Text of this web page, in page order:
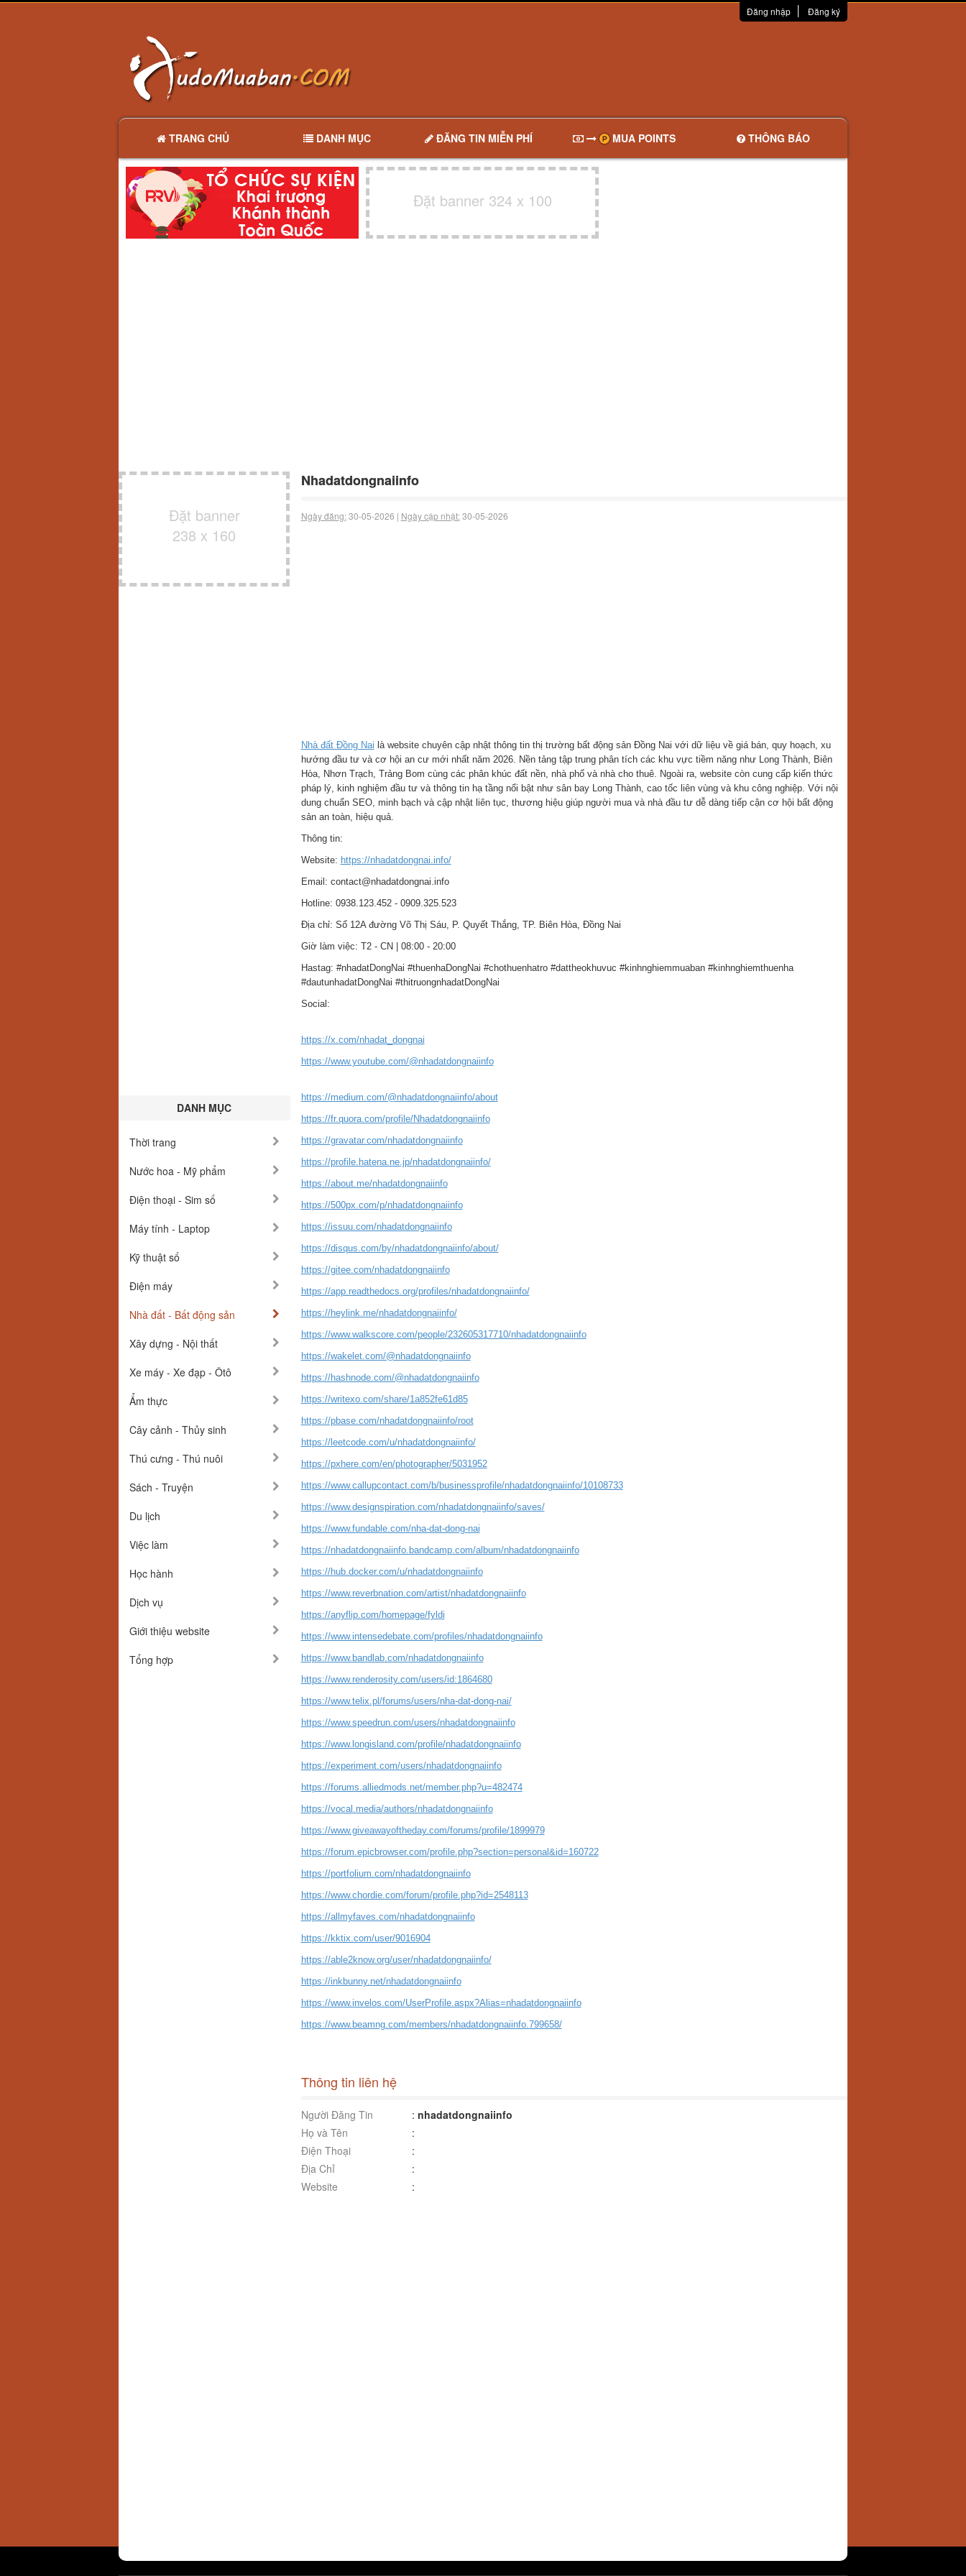
Đăng nhập Đăng ký
TRANG CHỦ DANH MỤC ĐĂNG TIN MIỄN PHÍ MUA POINTS THÔNG BÁO
Đặt banner 324 x 100
Đặt banner
238 x 160
DANH MỤC
Thời trang
Nước hoa - Mỹ phẩm
Điện thoại - Sim số
Máy tính - Laptop
Kỹ thuật số
Điện máy
Nhà đất - Bất động sản
Xây dựng - Nội thất
Xe máy - Xe đạp - Ôtô
Ẩm thực
Cây cảnh - Thủy sinh
Thú cưng - Thú nuôi
Sách - Truyện
Du lịch
Việc làm
Học hành
Dịch vụ
Giới thiệu website
Tổng hợp
Nhadatdongnaiinfo
Ngày đăng:30-05-2026 | Ngày cập nhật:30-05-2026
Nhà đất Đồng Nai là website chuyên cập nhật thông tin thị trường bất động sản Đồng Nai với dữ liệu về giá bán, quy hoạch, xu
hướng đầu tư và cơ hội an cư mới nhất năm 2026. Nền tảng tập trung phân tích các khu vực tiềm năng như Long Thành, Biên
Hòa, Nhơn Trạch, Trảng Bom cùng các phân khúc đất nền, nhà phố và nhà cho thuê. Ngoài ra, website còn cung cấp kiến thức
pháp lý, kinh nghiệm đầu tư và thông tin hạ tầng nổi bật như sân bay Long Thành, cao tốc liên vùng và khu công nghiệp. Với nội
dung chuẩn SEO, minh bạch và cập nhật liên tục, thương hiệu giúp người mua và nhà đầu tư dễ dàng tiếp cận cơ hội bất động
sản an toàn, hiệu quả.
Thông tin:
Website: https://nhadatdongnai.info/
Email: contact@nhadatdongnai.info
Hotline: 0938.123.452 - 0909.325.523
Địa chỉ: Số 12A đường Võ Thị Sáu, P. Quyết Thắng, TP. Biên Hòa, Đồng Nai
Giờ làm việc: T2 - CN | 08:00 - 20:00
Hastag: #nhadatDongNai #thuenhaDongNai #chothuenhatro #dattheokhuvuc #kinhnghiemmuaban #kinhnghiemthuenha
#dautunhadatDongNai #thitruongnhadatDongNai
Social:
https://x.com/nhadat_dongnai
https://www.youtube.com/@nhadatdongnaiinfo
https://medium.com/@nhadatdongnaiinfo/about
https://fr.quora.com/profile/Nhadatdongnaiinfo
https://gravatar.com/nhadatdongnaiinfo
https://profile.hatena.ne.jp/nhadatdongnaiinfo/
https://about.me/nhadatdongnaiinfo
https://500px.com/p/nhadatdongnaiinfo
https://issuu.com/nhadatdongnaiinfo
https://disqus.com/by/nhadatdongnaiinfo/about/
https://gitee.com/nhadatdongnaiinfo
https://app.readthedocs.org/profiles/nhadatdongnaiinfo/
https://heylink.me/nhadatdongnaiinfo/
https://www.walkscore.com/people/232605317710/nhadatdongnaiinfo
https://wakelet.com/@nhadatdongnaiinfo
https://hashnode.com/@nhadatdongnaiinfo
https://writexo.com/share/1a852fe61d85
https://pbase.com/nhadatdongnaiinfo/root
https://leetcode.com/u/nhadatdongnaiinfo/
https://pxhere.com/en/photographer/5031952
https://www.callupcontact.com/b/businessprofile/nhadatdongnaiinfo/10108733
https://www.designspiration.com/nhadatdongnaiinfo/saves/
https://www.fundable.com/nha-dat-dong-nai
https://nhadatdongnaiinfo.bandcamp.com/album/nhadatdongnaiinfo
https://hub.docker.com/u/nhadatdongnaiinfo
https://www.reverbnation.com/artist/nhadatdongnaiinfo
https://anyflip.com/homepage/fyldi
https://www.intensedebate.com/profiles/nhadatdongnaiinfo
https://www.bandlab.com/nhadatdongnaiinfo
https://www.renderosity.com/users/id:1864680
https://www.telix.pl/forums/users/nha-dat-dong-nai/
https://www.speedrun.com/users/nhadatdongnaiinfo
https://www.longisland.com/profile/nhadatdongnaiinfo
https://experiment.com/users/nhadatdongnaiinfo
https://forums.alliedmods.net/member.php?u=482474
https://vocal.media/authors/nhadatdongnaiinfo
https://www.giveawayoftheday.com/forums/profile/1899979
https://forum.epicbrowser.com/profile.php?section=personal&id=160722
https://portfolium.com/nhadatdongnaiinfo
https://www.chordie.com/forum/profile.php?id=2548113
https://allmyfaves.com/nhadatdongnaiinfo
https://kktix.com/user/9016904
https://able2know.org/user/nhadatdongnaiinfo/
https://inkbunny.net/nhadatdongnaiinfo
https://www.invelos.com/UserProfile.aspx?Alias=nhadatdongnaiinfo
https://www.beamng.com/members/nhadatdongnaiinfo.799658/
Thông tin liên hệ
Người Đăng Tin : nhadatdongnaiinfo
Họ và Tên
:
Điện Thoại
:
Địa Chỉ
:
Website
: